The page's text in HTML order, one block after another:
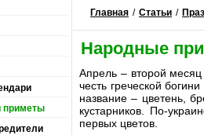
приметы
Главная / Статьи /
Народные
Апрель – второй
честь греческой
название – цветень,
кустарников. По-
первых цветов.